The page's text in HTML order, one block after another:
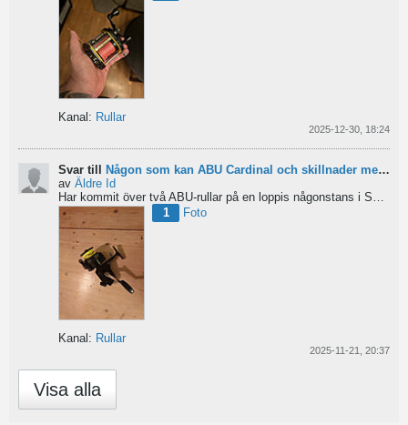
Kanal: Rullar
2025-12-30, 18:24
Svar till
Någon som kan ABU Cardinal och skillnader mellan äldre rullar?
av Äldre Id
1
Foto
Kanal: Rullar
2025-11-21, 20:37
Visa alla